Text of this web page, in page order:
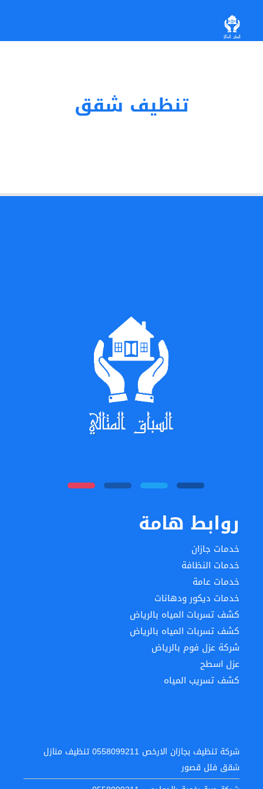
تنظيف شقق
روابط هامة
خدمات جازان
خدمات النظافة
خدمات عامة
خدمات ديكور ودهانات
كشف تسربات المياه بالرياض
كشف تسربات المياه بالرياض
شركة عزل فوم بالرياض
عزل اسطح
كشف تسريب المياه
شركة تنظيف بجازان الارخص 0558099211 تنظيف منازل
شقق فلل قصور